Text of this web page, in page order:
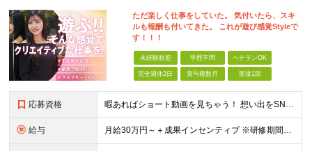
ただ楽しく仕事をしていた。 気付いたら、スキ
ルも報酬も付いてきた。 これが遊び感覚Styleで
す！！！
未経験歓迎 学歴不問 ベテランOK
完全週休2日 賞与複数月 面接1回
応募資格 暇あればショート動画を見ちゃう！ 想い出をSNSにアップしちゃう！ 【そんな方が活躍できる会社です！！】 ＝＝＝ 今 の 仕 事 を 続 け て い て も 何 者 に も な れ な い 。
給与 月給30万円～＋成果インセンティブ ※研修期間6カ月間